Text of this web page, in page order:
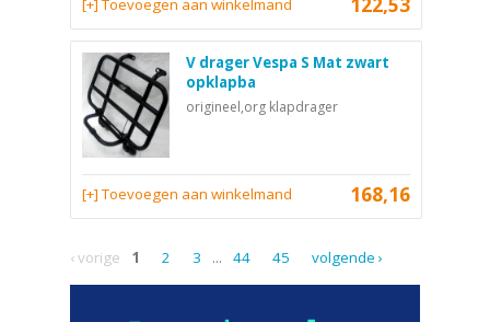
[+] Toevoegen aan winkelmand
V drager Vespa S Mat zwart
opklapba
origineel,org klapdrager
168,16
[+] Toevoegen aan winkelmand
‹ vorige 1 2 3 ... 44 45 volgende ›